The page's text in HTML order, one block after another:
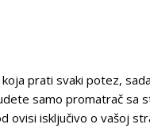
prati svaki potez,
samo promatrač sa
ovisi isključivo o vašoj